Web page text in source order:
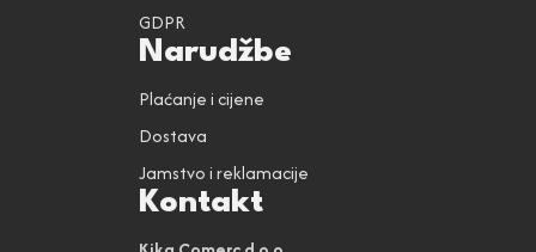
GDPR
Narudžbe
Plaćanje i cijene
Dostava
Jamstvo i reklamacije
Kontakt